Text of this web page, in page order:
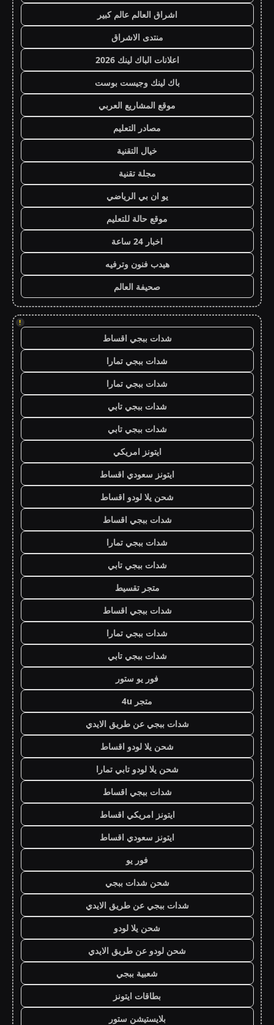
اشراق العالم عالم كبير
منتدى الاشراق
اعلانات الباك لينك 2026
باك لينك وجيست بوست
موقع المشاريع العربي
مصادر التعليم
خيال التقنية
مجلة تقنية
يو ان بي الرياضي
موقع حالة للتعليم
اخبار 24 ساعة
هيدب فنون وترفيه
صحيفة العالم
!
شدات ببجي اقساط
شدات ببجي تمارا
شدات ببجي تمارا
شدات ببجي تابي
شدات ببجي تابي
ايتونز امريكي
ايتونز سعودي اقساط
شحن يلا لودو اقساط
شدات ببجي اقساط
شدات ببجي تمارا
شدات ببجي تابي
متجر تقسيط
شدات ببجي اقساط
شدات ببجي تمارا
شدات ببجي تابي
فور يو ستور
متجر 4u
شدات ببجي عن طريق الايدي
شحن يلا لودو اقساط
شحن يلا لودو تابي تمارا
شدات ببجي اقساط
ايتونز امريكي اقساط
ايتونز سعودي اقساط
فور يو
شحن شدات ببجي
شدات ببجي عن طريق الايدي
شحن يلا لودو
شحن لودو عن طريق الايدي
شعبية ببجي
بطاقات ايتونز
بلايستيشن ستور